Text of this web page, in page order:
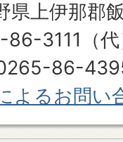
上伊那郡
86-3111（
86-
よるお問い